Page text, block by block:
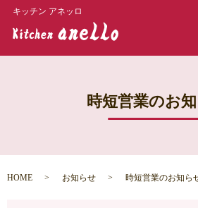
キッチン アネッロ
時短営業のお
HOME お知らせ 時短営業のお知ら